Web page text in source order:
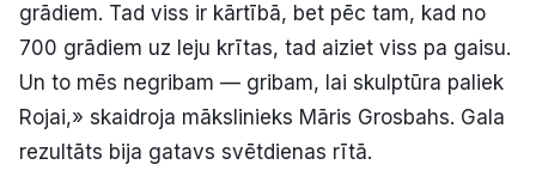
grādiem. Tad viss ir kārtībā, bet pēc tam, kad no
700 grādiem uz leju krītas, tad aiziet viss pa gaisu.
Un to mēs negribam — gribam, lai skulptūra paliek
Rojai,» skaidroja mākslinieks Māris Grosbahs. Gala
rezultāts bija gatavs svētdienas rītā.